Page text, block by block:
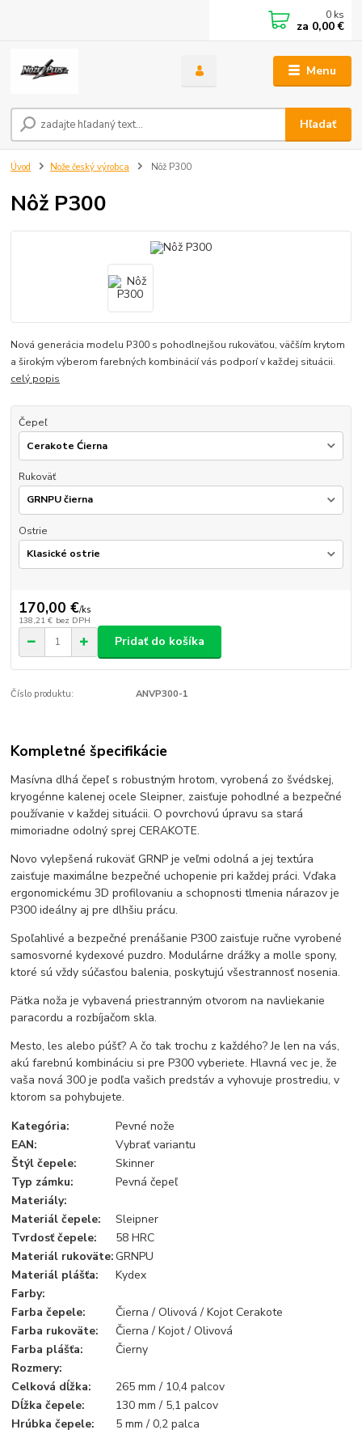
Menu
Hľadať
0 ks
za 0,00 €
Úvod Nože český výrobca Nôž P300
Nôž P300
Nová generácia modelu P300 s pohodlnejšou rukoväťou, väčším krytom
a širokým výberom farebných kombinácií vás podporí v každej situácii.
celý popis
Čepeľ
Rukoväť
Ostrie
170,00 €/ks
138,21 € bez DPH
Pridať do košíka
Číslo produktu: ANVP300-1
Kompletné špecifikácie
Masívna dlhá čepeľ s robustným hrotom, vyrobená zo švédskej,
kryogénne kalenej ocele Sleipner, zaisťuje pohodlné a bezpečné
používanie v každej situácii. O povrchovú úpravu sa stará
mimoriadne odolný sprej CERAKOTE.
Novo vylepšená rukoväť GRNP je veľmi odolná a jej textúra
zaisťuje maximálne bezpečné uchopenie pri každej práci. Vďaka
ergonomickému 3D profilovaniu a schopnosti tlmenia nárazov je
P300 ideálny aj pre dlhšiu prácu.
Spoľahlivé a bezpečné prenášanie P300 zaisťuje ručne vyrobené
samosvorné kydexové puzdro. Modulárne drážky a molle spony,
ktoré sú vždy súčasťou balenia, poskytujú všestrannosť nosenia.
Pätka noža je vybavená priestranným otvorom na navliekanie
paracordu a rozbíjačom skla.
Mesto, les alebo púšť? A čo tak trochu z každého? Je len na vás,
akú farebnú kombináciu si pre P300 vyberiete. Hlavná vec je, že
vaša nová 300 je podľa vašich predstáv a vyhovuje prostrediu, v
ktorom sa pohybujete.
Kategória:
Pevné nože
EAN:
Vybrať variantu
Štýl čepele:
Skinner
Typ zámku:
Pevná čepeľ
Materiály:
Materiál čepele:
Sleipner
Tvrdosť čepele:
58 HRC
Materiál rukoväte: GRNPU
Materiál plášťa:
Kydex
Farby:
Farba čepele:
Čierna / Olivová / Kojot Cerakote
Farba rukoväte:
Čierna / Kojot / Olivová
Farba plášťa:
Čierny
Rozmery:
Celková dĺžka:
265 mm / 10,4 palcov
Dĺžka čepele:
130 mm / 5,1 palcov
Hrúbka čepele:
5 mm / 0,2 palca